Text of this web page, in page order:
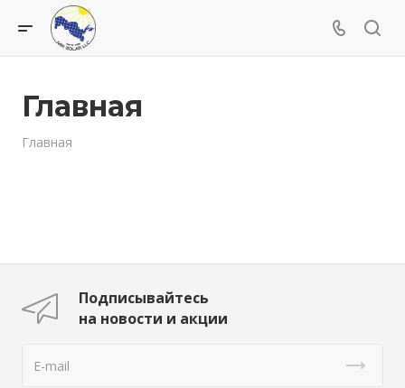
Главная
Главная
Подписывайтесь
на новости и акции